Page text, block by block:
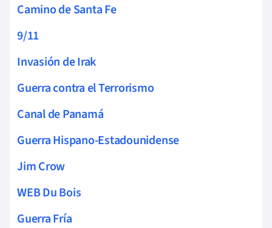
Camino de Santa Fe
9/11
Invasión de Irak
Guerra contra el Terrorismo
Canal de Panamá
Guerra Hispano-Estadounidense
Jim Crow
WEB Du Bois
Guerra Fría